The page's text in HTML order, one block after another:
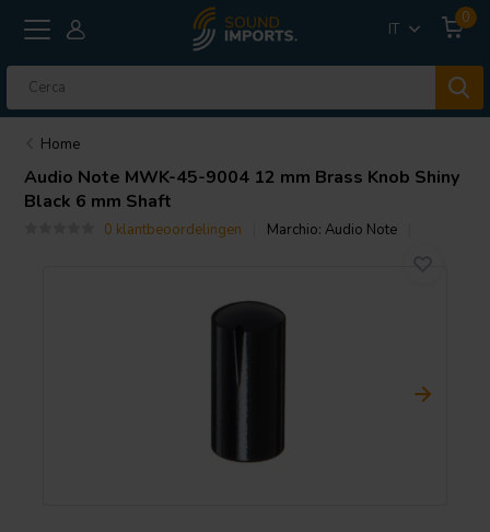
IT
0
Home
Audio Note MWK-45-9004 12 mm Brass Knob Shiny
Black 6 mm Shaft
0 klantbeoordelingen Marchio:Audio Note